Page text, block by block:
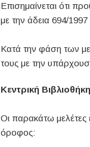
Επισημαίνεται ότι
με την άδεια 694/
Κατά την φάση των
τους με την
Κεντρική Βιβλιοθήκη
Οι παρακάτω μελέτες
όροφος: